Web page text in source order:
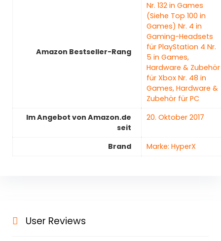
Amazon Bestseller-Rang
Nr. 132 in Games
(Siehe Top 100 in
Games) Nr. 4 in
Gaming-Headsets
für PlayStation 4 Nr.
5 in Games,
Hardware & Zubehör
für Xbox Nr. 48 in
Games, Hardware &
Zubehör für PC
Im Angebot von Amazon.de
seit
20. Oktober 2017
Brand Marke: HyperX
User Reviews